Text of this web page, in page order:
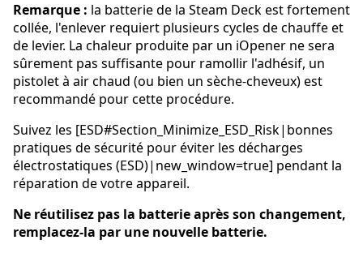
Remarque : la batterie de la Steam Deck est fortement
collée, l'enlever requiert plusieurs cycles de chauffe et
de levier. La chaleur produite par un iOpener ne sera
sûrement pas suffisante pour ramollir l'adhésif, un
pistolet à air chaud (ou bien un sèche-cheveux) est
recommandé pour cette procédure.
Suivez les [ESD#Section_Minimize_ESD_Risk|bonnes
pratiques de sécurité pour éviter les décharges
électrostatiques (ESD)|new_window=true] pendant la
réparation de votre appareil.
Ne réutilisez pas la batterie après son changement,
remplacez-la par une nouvelle batterie.